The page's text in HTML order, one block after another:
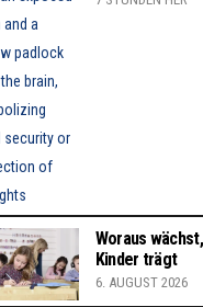
Woraus
Kinder trägt
6. AUGUST 2026